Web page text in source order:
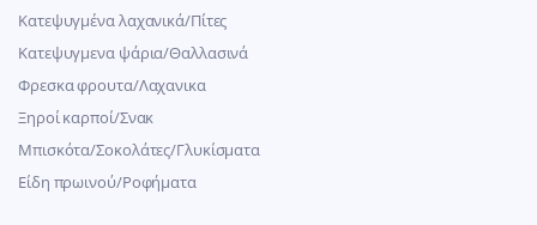
Kατεψυγμένα λαχανικά/Πίτες
Κατεψυγμενα ψάρια/Θαλλασινά
Φρεσκα φρουτα/Λαχανικα
Ξηροί καρποί/Σνακ
Μπισκότα/Σοκολάτες/Γλυκίσματα
Είδη πρωινού/Ροφήματα